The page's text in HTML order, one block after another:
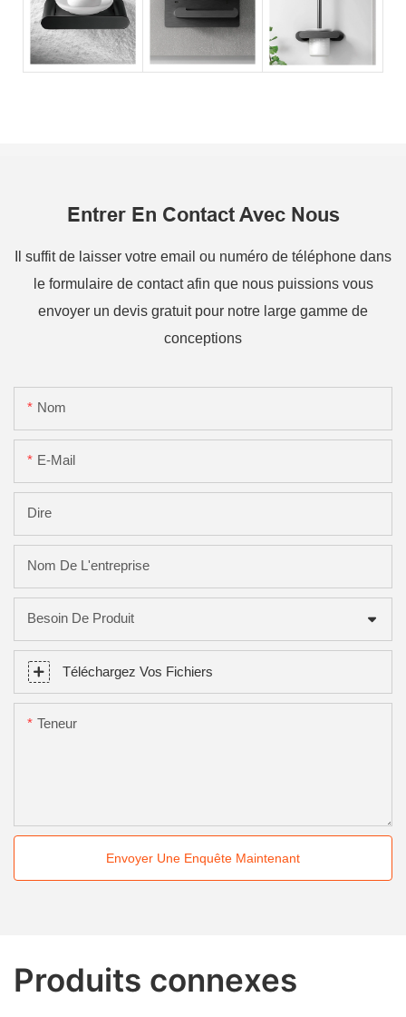
Entrer En Contact Avec Nous
Il suffit de laisser votre email ou numéro de téléphone dans
le formulaire de contact afin que nous puissions vous
envoyer un devis gratuit pour notre large gamme de
conceptions
Nom
E-Mail
Dire
Nom De L'entreprise
Besoin De Produit
Téléchargez Vos Fichiers
Teneur
Envoyer Une Enquête Maintenant
Produits connexes